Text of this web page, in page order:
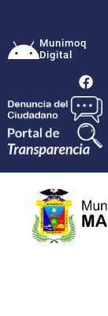
Munimoq
Digital